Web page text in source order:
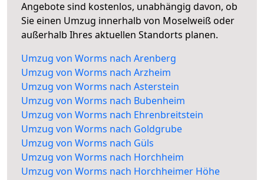
Angebote sind kostenlos, unabhängig davon, ob
Sie einen Umzug innerhalb von Moselweiß oder
außerhalb Ihres aktuellen Standorts planen.
Umzug von Worms nach Arenberg
Umzug von Worms nach Arzheim
Umzug von Worms nach Asterstein
Umzug von Worms nach Bubenheim
Umzug von Worms nach Ehrenbreitstein
Umzug von Worms nach Goldgrube
Umzug von Worms nach Güls
Umzug von Worms nach Horchheim
Umzug von Worms nach Horchheimer Höhe